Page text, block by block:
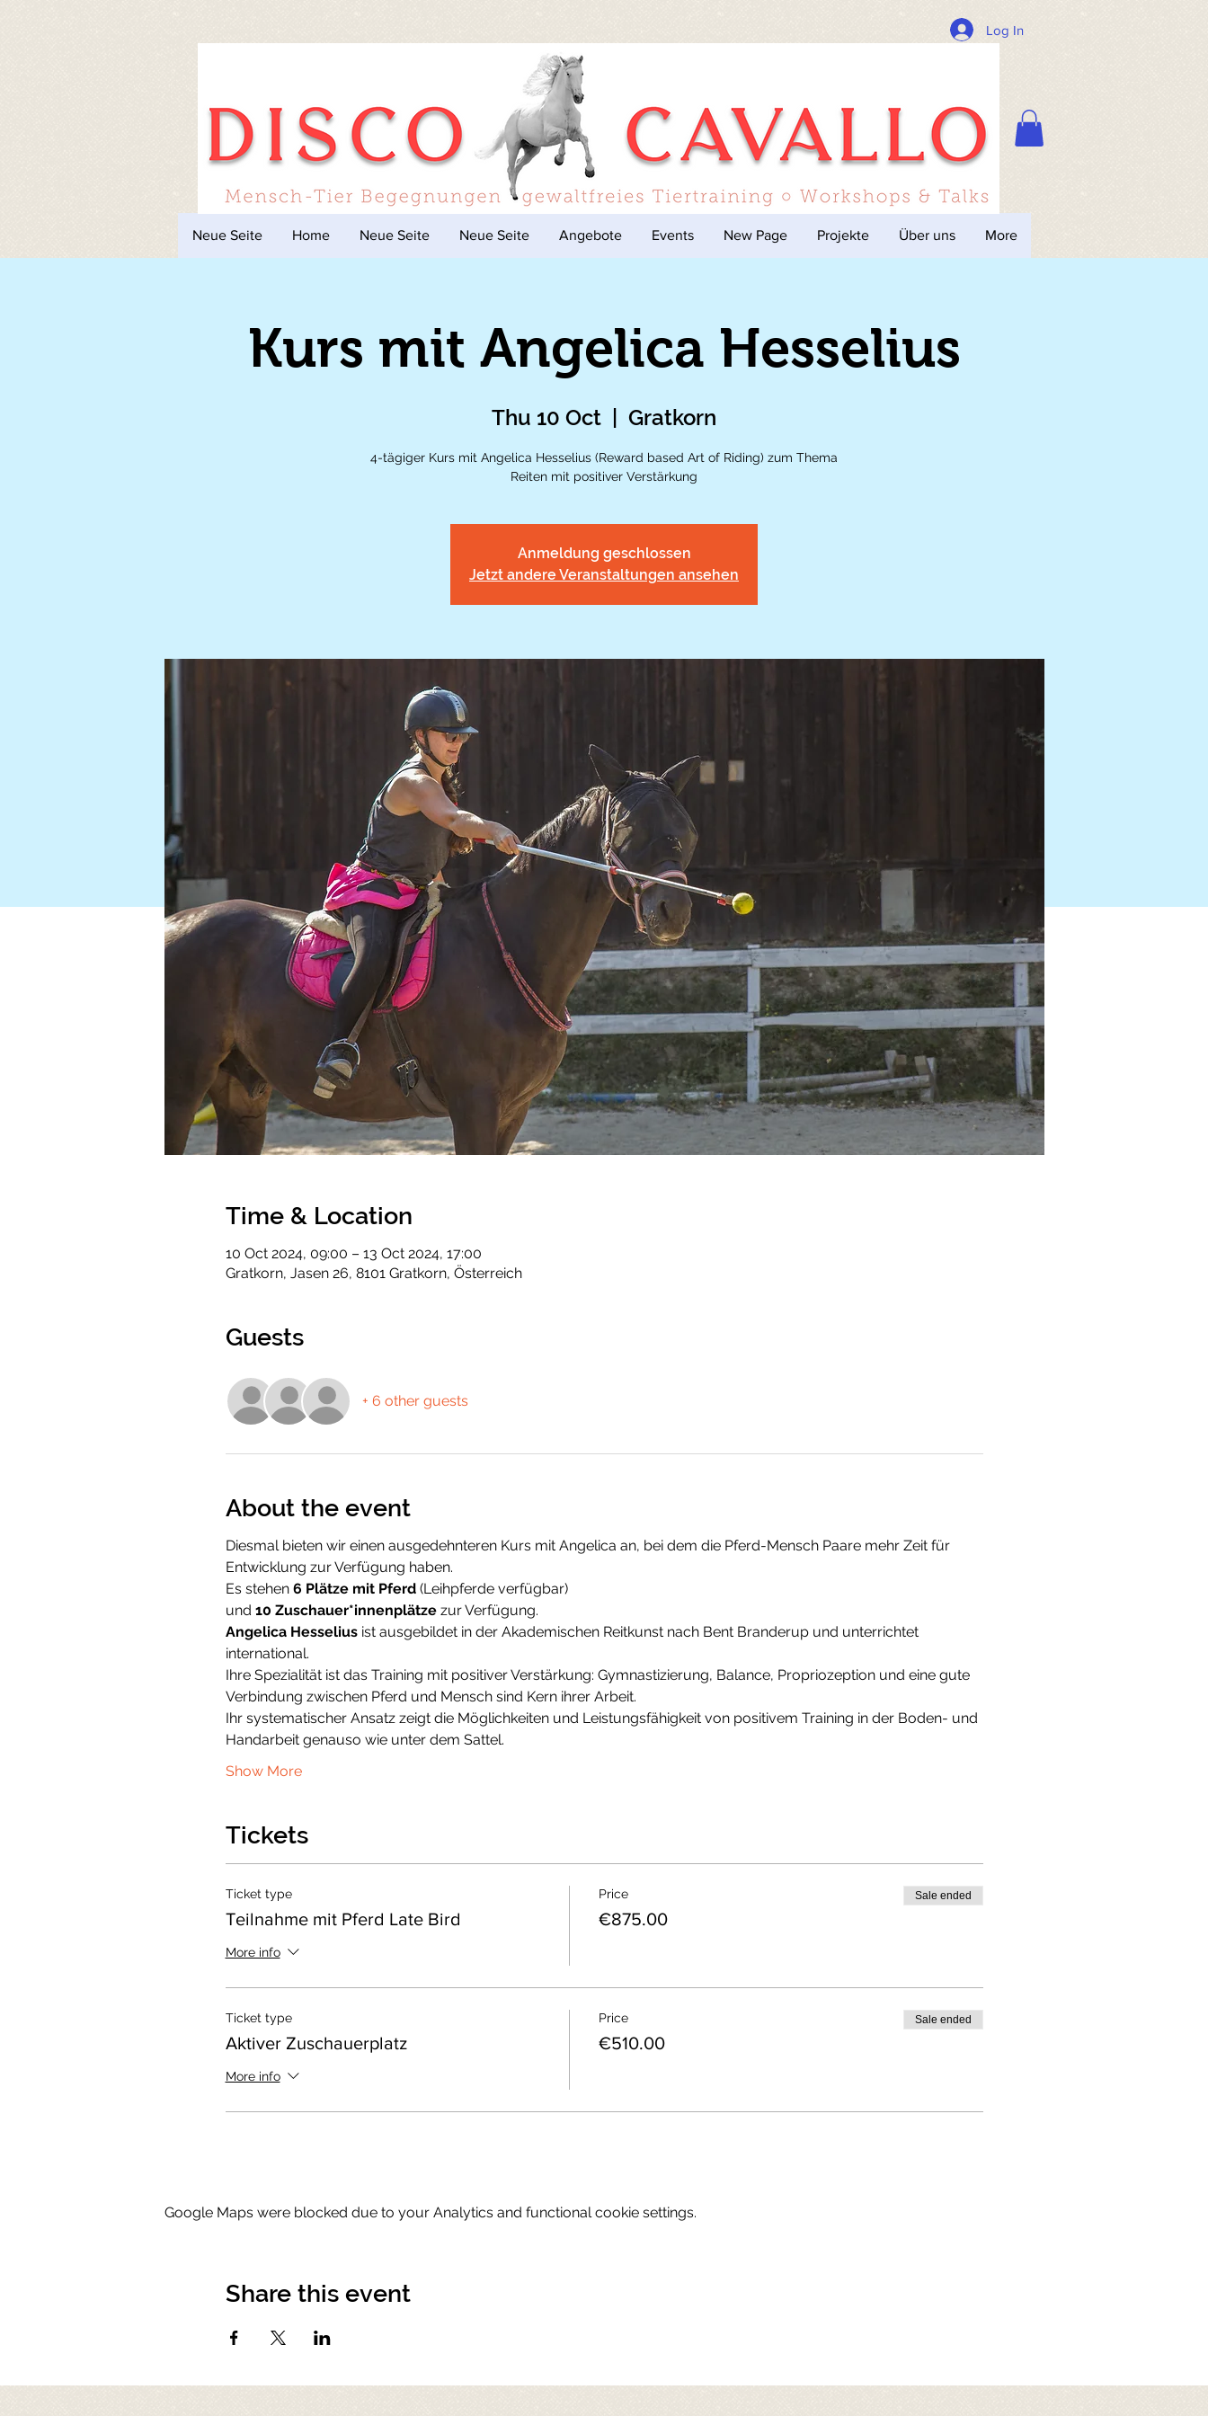
Log In
Neue Seite Home Neue Seite Neue Seite Angebote Events New Page Projekte Über uns More
Kurs mit Angelica Hesselius
Thu 10 Oct Gratkorn
4-tägiger Kurs mit Angelica Hesselius (Reward based Art of Riding) zum Thema
Reiten mit positiver Verstärkung
Anmeldung geschlossen
Jetzt andere Veranstaltungen ansehen
Time & Location
10 Oct 2024, 09:00 – 13 Oct 2024, 17:00
Gratkorn, Jasen 26, 8101 Gratkorn, Österreich
Guests
+ 6 other guests
About the event
Diesmal bieten wir einen ausgedehnteren Kurs mit Angelica an, bei dem die Pferd-Mensch Paare mehr Zeit für
Entwicklung zur Verfügung haben.
Es stehen 6 Plätze mit Pferd (Leihpferde verfügbar)
und 10 Zuschauer*innenplätze zur Verfügung.
Angelica Hesselius ist ausgebildet in der Akademischen Reitkunst nach Bent Branderup und unterrichtet
international.
Ihre Spezialität ist das Training mit positiver Verstärkung: Gymnastizierung, Balance, Propriozeption und eine gute
Verbindung zwischen Pferd und Mensch sind Kern ihrer Arbeit.
Ihr systematischer Ansatz zeigt die Möglichkeiten und Leistungsfähigkeit von positivem Training in der Boden- und
Handarbeit genauso wie unter dem Sattel.
Show More
Tickets
Ticket type
Teilnahme mit Pferd Late Bird
More info
Price
€875.00
Sale ended
Ticket type
Aktiver Zuschauerplatz
More info
Price
€510.00
Sale ended
Google Maps were blocked due to your Analytics and functional cookie settings.
Share this event